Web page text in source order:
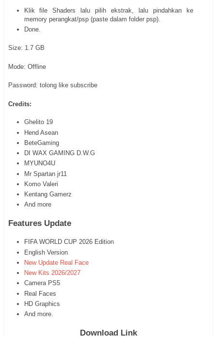
Klik file Shaders lalu pilih ekstrak, lalu pindahkan ke
memory perangkat/psp (paste dalam folder psp).
Done.
Size: 1.7 GB
Mode: Offline
Password: tolong like subscribe
Credits:
Ghelito 19
Hend Asean
BeteGaming
DI WAX GAMING D.W.G
MYUNO4U
Mr Spartan jr11
Komo Valeri
Kentang Gamerz
And more
Features Update
FIFA WORLD CUP 2026 Edition
English Version
New Update Real Face
New Kits 2026/2027
Camera PS5
Real Faces
HD Graphics
And more.
Download Link